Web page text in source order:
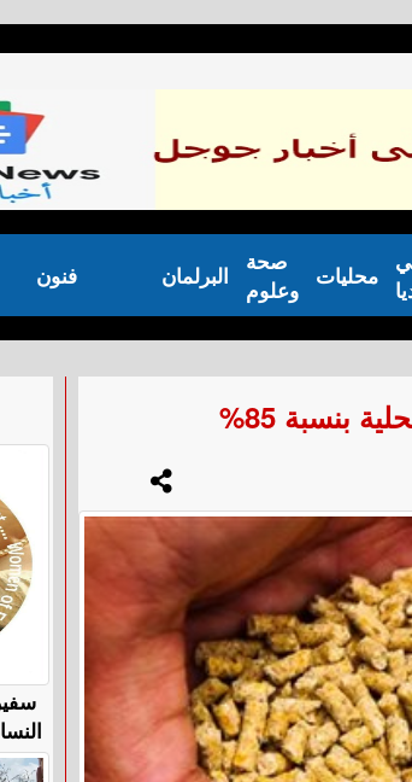
فنون البرلمان
صحة
وعلوم
محليات
85%